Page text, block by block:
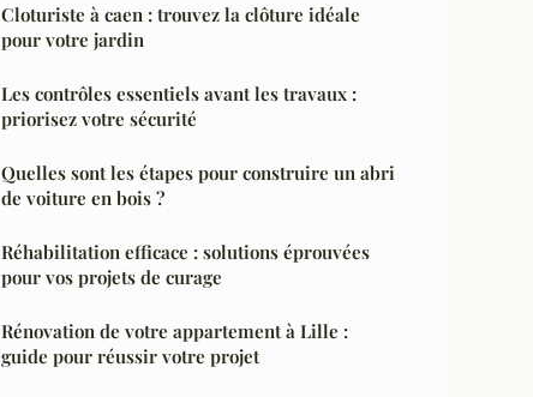
Cloturiste à caen : trouvez la clôture idéale
pour votre jardin
Les contrôles essentiels avant les travaux :
priorisez votre sécurité
Quelles sont les étapes pour construire un abri
de voiture en bois ?
Réhabilitation efficace : solutions éprouvées
pour vos projets de curage
Rénovation de votre appartement à Lille :
guide pour réussir votre projet